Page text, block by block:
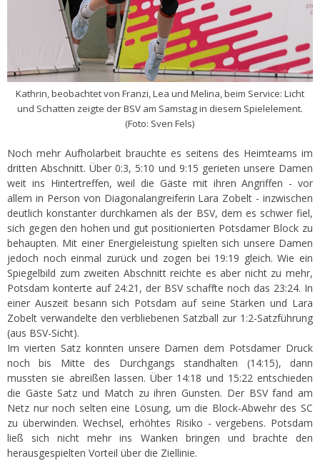
Kathrin, beobachtet von Franzi, Lea und Melina, beim Service: Licht
und Schatten zeigte der BSV am Samstag in diesem Spielelement.
(Foto: Sven Fels)
Noch mehr Aufholarbeit brauchte es seitens des Heimteams im
dritten Abschnitt. Über 0:3, 5:10 und 9:15 gerieten unsere Damen
weit ins Hintertreffen, weil die Gäste mit ihren Angriffen - vor
allem in Person von Diagonalangreiferin Lara Zobelt - inzwischen
deutlich konstanter durchkamen als der BSV, dem es schwer fiel,
sich gegen den hohen und gut positionierten Potsdamer Block zu
behaupten. Mit einer Energieleistung spielten sich unsere Damen
jedoch noch einmal zurück und zogen bei 19:19 gleich. Wie ein
Spiegelbild zum zweiten Abschnitt reichte es aber nicht zu mehr,
Potsdam konterte auf 24:21, der BSV schaffte noch das 23:24. In
einer Auszeit besann sich Potsdam auf seine Stärken und Lara
Zobelt verwandelte den verbliebenen Satzball zur 1:2-Satzführung
(aus BSV-Sicht).
Im vierten Satz konnten unsere Damen dem Potsdamer Druck
noch bis Mitte des Durchgangs standhalten (14:15), dann
mussten sie abreißen lassen. Über 14:18 und 15:22 entschieden
die Gäste Satz und Match zu ihren Gunsten. Der BSV fand am
Netz nur noch selten eine Lösung, um die Block-Abwehr des SC
zu überwinden. Wechsel, erhöhtes Risiko - vergebens. Potsdam
ließ sich nicht mehr ins Wanken bringen und brachte den
herausgespielten Vorteil über die Ziellinie.